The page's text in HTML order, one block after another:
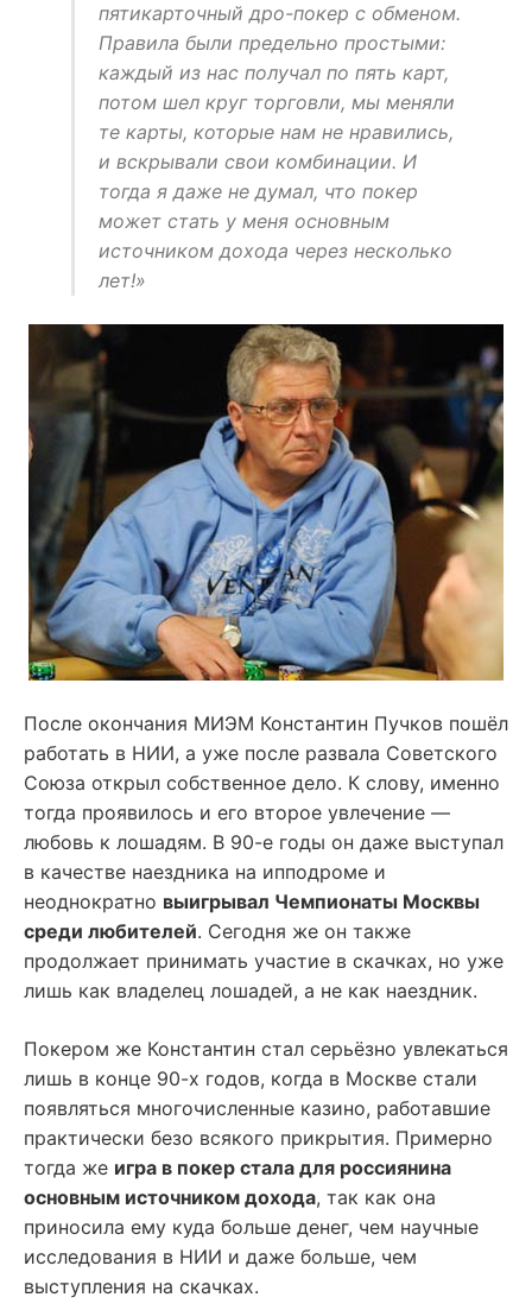
пятикарточный дро-покер с обменом.
Правила были предельно простыми:
каждый из нас получал по пять карт,
потом шел круг торговли, мы меняли
те карты, которые нам не нравились,
и вскрывали свои комбинации. И
тогда я даже не думал, что покер
может стать у меня основным
источником дохода через несколько
лет!»
После окончания МИЭМ Константин Пучков пошёл
работать в НИИ, а уже после развала Советского
Союза открыл собственное дело. К слову, именно
тогда проявилось и его второе увлечение —
любовь к лошадям. В 90-е годы он даже выступал
в качестве наездника на ипподроме и
неоднократно выигрывал Чемпионаты Москвы
среди любителей. Сегодня же он также
продолжает принимать участие в скачках, но уже
лишь как владелец лошадей, а не как наездник.
Покером же Константин стал серьёзно увлекаться
лишь в конце 90-х годов, когда в Москве стали
появляться многочисленные казино, работавшие
практически безо всякого прикрытия. Примерно
тогда же игра в покер стала для россиянина
основным источником дохода, так как она
приносила ему куда больше денег, чем научные
исследования в НИИ и даже больше, чем
выступления на скачках.